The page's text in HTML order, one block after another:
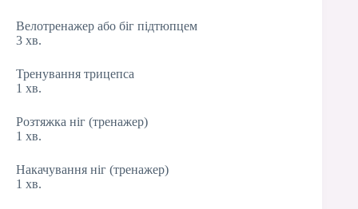
Велотренажер або біг підтюпцем
3 хв.
Тренування трицепса
1 хв.
Розтяжка ніг (тренажер)
1 хв.
Накачування ніг (тренажер)
1 хв.